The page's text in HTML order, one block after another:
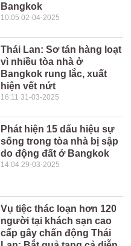
Bangkok
10:05 02-04-2025
Thái Lan: Sơ tán hàng loạt
vì nhiều tòa nhà ở
Bangkok rung lắc, xuất
hiện vết nứt
16:11 31-03-2025
Phát hiện 15 dấu hiệu sự
sống trong tòa nhà bị sập
do động đất ở Bangkok
14:04 29-03-2025
Vụ tiệc thác loạn hơn 120
người tại khách sạn cao
cấp gây chấn động Thái